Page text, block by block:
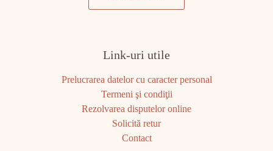
Link-uri utile
Prelucrarea datelor cu caracter personal
Termeni şi condiţii
Rezolvarea disputelor online
Solicită retur
Contact